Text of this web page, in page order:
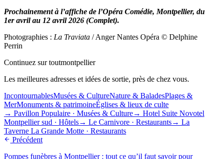
Prochainement à l’affiche de l’Opéra Comédie, Montpellier, du
1er avril au 12 avril 2026 (Complet).
Photographies : La Traviata / Anger Nantes Opéra © Delphine
Perrin
Continuez sur toutmontpellier
Les meilleures adresses et idées de sortie, près de chez vous.
IncontournablesMusées & CultureNature & BaladesPlages &
MerMonuments & patrimoineÉglises & lieux de culte
→ Pavillon Populaire · Musées & Culture→ Hotel Suite Novotel
Montpellier sud · Hôtels→ Le Carnivore · Restaurants→ La
Taverne La Grande Motte · Restaurants
Précédent
Pompes funèbres à Montpellier : tout ce qu’il faut savoir pour